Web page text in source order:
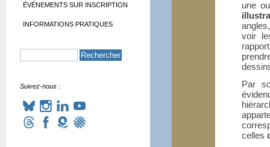
une
voir
Par
celles
ÉVÉNEMENTS SUR INSCRIPTION
INFORMATIONS PRATIQUES
Suivez-nous :